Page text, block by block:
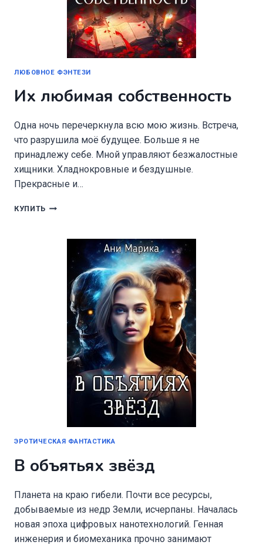
ЛЮБОВНОЕ ФЭНТЕЗИ
Их любимая собственность
Одна ночь перечеркнула всю мою жизнь. Встреча,
что разрушила моё будущее. Больше я не
принадлежу себе. Мной управляют безжалостные
хищники. Хладнокровные и бездушные.
Прекрасные и…
КУПИТЬ ИХ
ЭРОТИЧЕСКАЯ ФАНТАСТИКА
В объятьях звёзд
Планета на краю гибели. Почти все ресурсы,
добываемые из недр Земли, исчерпаны. Началась
новая эпоха цифровых нанотехнологий. Генная
инженерия и биомеханика прочно занимают